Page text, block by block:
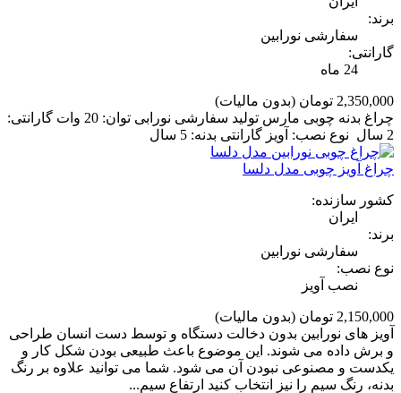
برند:
سفارشی نورابین
گارانتی:
24 ماه
2,350,000 تومان
(بدون مالیات)
چراغ بدنه چوبی مارس تولید سفارشی نورابی توان: 20 وات گارانتی:
2 سال نوع نصب: آویز گارانتی بدنه: 5 سال
چراغ آویز چوبی مدل دلسا
کشور سازنده:
ایران
برند:
سفارشی نورابین
نوع نصب:
نصب آویز
2,150,000 تومان
(بدون مالیات)
آویز های نورابین بدون دخالت دستگاه و توسط دست انسان طراحی
و برش داده می شوند. این موضوع باعث طبیعی بودن شکل کار و
یکدست و مصنوعی نبودن آن می شود. شما می توانید علاوه بر رنگ
بدنه، رنگ سیم را نیز انتخاب کنید ارتفاع سیم...